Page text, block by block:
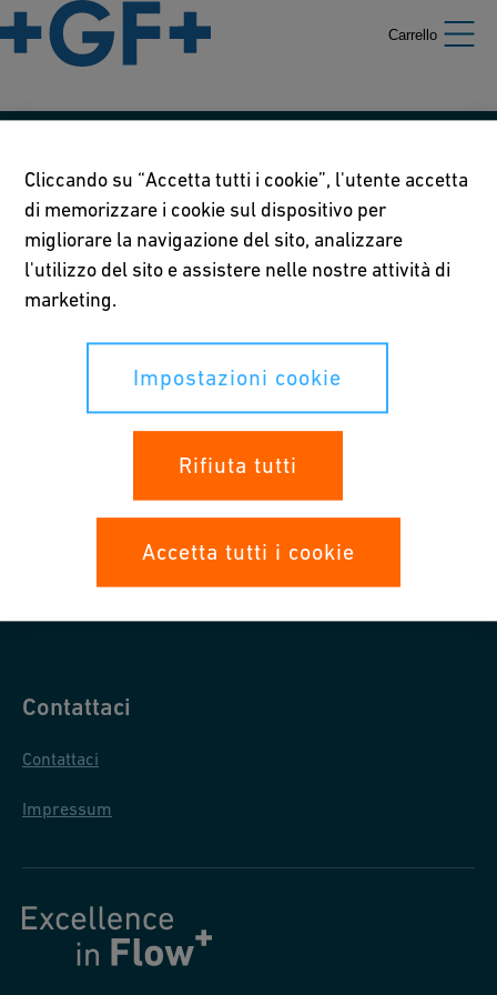
Carrello
Termini di utilizzo
Informativa sulla privacy
Impostazioni cookie
I tuoi diritti
Condizioni generali di acquisto
Contattaci
Contattaci
Impressum
Cliccando su “Accetta tutti i cookie”, l'utente accetta
di memorizzare i cookie sul dispositivo per
migliorare la navigazione del sito, analizzare
l'utilizzo del sito e assistere nelle nostre attività di
marketing.
Impostazioni cookie
Rifiuta tutti
Accetta tutti i cookie